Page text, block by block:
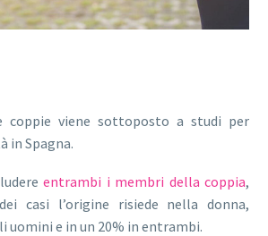
coppie viene sottoposto a studi per
in Spagna.
entrambi i membri della coppia,
casi l’origine risiede nella donna,
uomini e in un 20% in entrambi.